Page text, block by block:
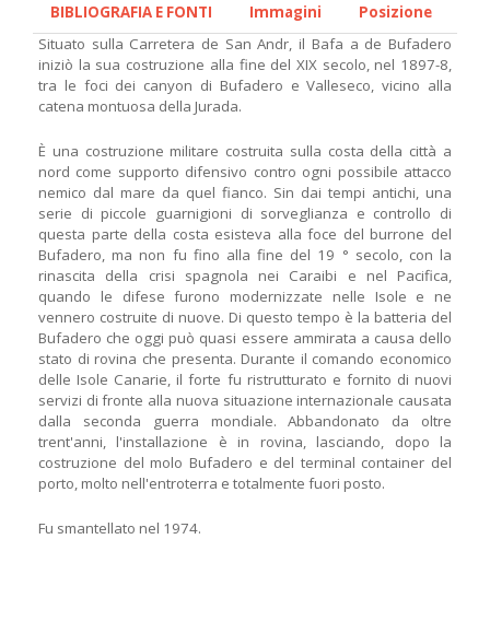
BIBLIOGRAFIA E FONTI Immagini
Posizione
Situato sulla Carretera de San Andr, il Bafa a de Bufadero
iniziò la sua costruzione alla fine del XIX secolo, nel 1897-8,
tra le foci dei canyon di Bufadero e Valleseco, vicino alla
catena montuosa della Jurada.
È una costruzione militare costruita sulla costa della città a
nord come supporto difensivo contro ogni possibile attacco
nemico dal mare da quel fianco. Sin dai tempi antichi, una
serie di piccole guarnigioni di sorveglianza e controllo di
questa parte della costa esisteva alla foce del burrone del
Bufadero, ma non fu fino alla fine del 19 ° secolo, con la
rinascita della crisi spagnola nei Caraibi e nel Pacifica,
quando le difese furono modernizzate nelle Isole e ne
vennero costruite di nuove. Di questo tempo è la batteria del
Bufadero che oggi può quasi essere ammirata a causa dello
stato di rovina che presenta. Durante il comando economico
delle Isole Canarie, il forte fu ristrutturato e fornito di nuovi
servizi di fronte alla nuova situazione internazionale causata
dalla seconda guerra mondiale. Abbandonato da oltre
trent'anni, l'installazione è in rovina, lasciando, dopo la
costruzione del molo Bufadero e del terminal container del
porto, molto nell'entroterra e totalmente fuori posto.
Fu smantellato nel 1974.